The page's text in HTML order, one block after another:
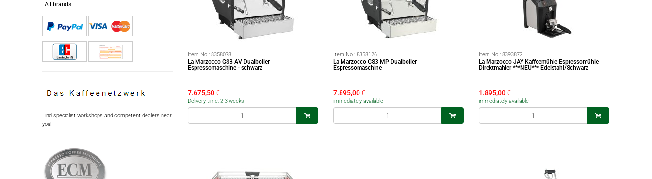
All brands
Find specialist workshops and competent dealers near
you!
Item No.: 8358078
La Marzocco GS3 AV Dualboiler
Espressomaschine - schwarz
7.675,50€
Delivery time: 2-3 weeks
Item No.: 8358126
La Marzocco GS3 MP Dualboiler
Espressomaschine
7.895,00€
immediately available
Item No.: 8393872
La Marzocco JAY Kaffeemühle Espressomühle
Direktmahler ***NEU*** Edelstahl/Schwarz
1.895,00€
immediately available